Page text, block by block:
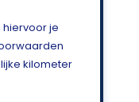
je
kilometer